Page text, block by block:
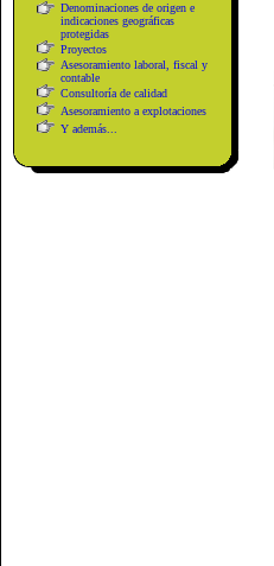
Denominaciones de origen e
indicaciones geográficas
protegidas
Proyectos
Asesoramiento laboral, fiscal y
contable
Consultoría de calidad
Asesoramiento a explotaciones
Y además...